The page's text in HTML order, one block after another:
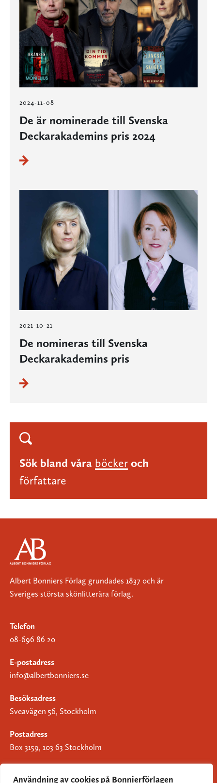
Användning av cookies på Bonnierförlagen
2024-11-08
De är nominerade till Svenska
Deckarakademins pris 2024
2021-10-21
De nomineras till Svenska
Deckarakademins pris
Sök bland våra böcker och
författare
Albert Bonniers Förlag grundades 1837 och är
Sveriges största skönlitterära förlag.
Telefon
08-696 86 20
E-postadress
info@albertbonniers.se
Besöksadress
Sveavägen 56, Stockholm
Postadress
Box 3159, 103 63 Stockholm